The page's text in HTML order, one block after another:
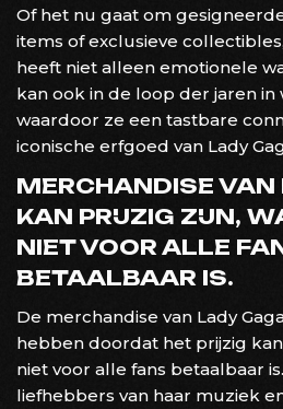
Of het nu gaat om
items of exclusieve
heeft niet alleen emotionele
kan ook in de loop der jaren in
waardoor ze een tastbare
iconische erfgoed van Lady
MERCHANDISE
KAN PRIJZIG ZIJN,
NIET VOOR ALLE
BETAALBAAR IS.
De merchandise van Lady
hebben doordat het prijzig
niet voor alle fans betaalbaar
liefhebbers van haar muziek